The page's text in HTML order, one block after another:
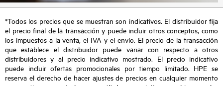
*Todos los precios que se muestran son indicativos. El distribuidor fija
el precio final de la transacción y puede incluir otros conceptos, como
los impuestos a la venta, el IVA y el envío. El precio de la transacción
que establece el distribuidor puede variar con respecto a otros
distribuidores y al precio indicativo mostrado. El precio indicativo
puede incluir ofertas promocionales por tiempo limitado. HPE se
reserva el derecho de hacer ajustes de precios en cualquier momento